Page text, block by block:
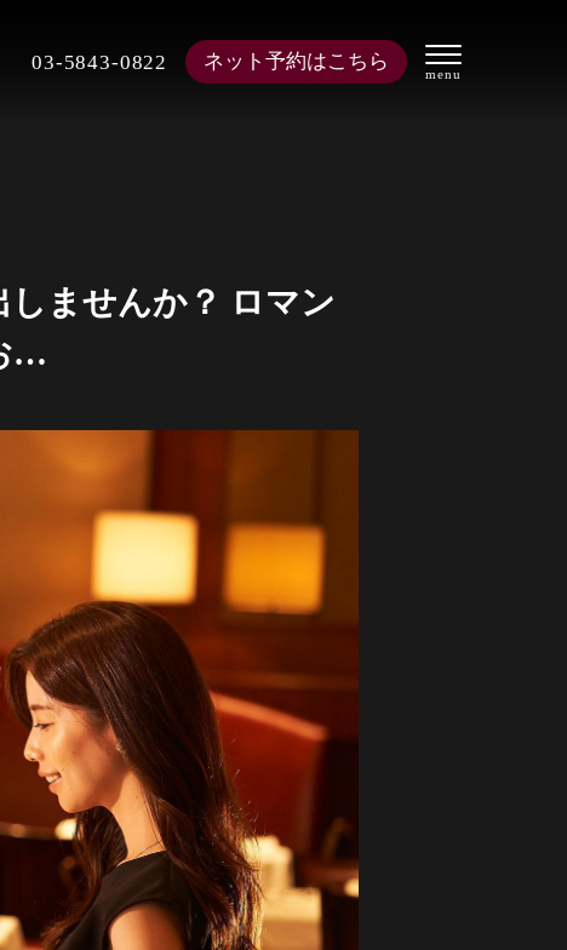
03-5843-0822 ネット予約はこちら
ませんか？ ロマン
…